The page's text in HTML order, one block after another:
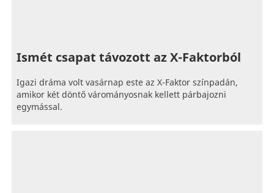
Ismét csapat távozott az X-Faktorból
Igazi dráma volt vasárnap este az X-Faktor színpadán,
amikor két döntő várományosnak kellett párbajozni
egymással.